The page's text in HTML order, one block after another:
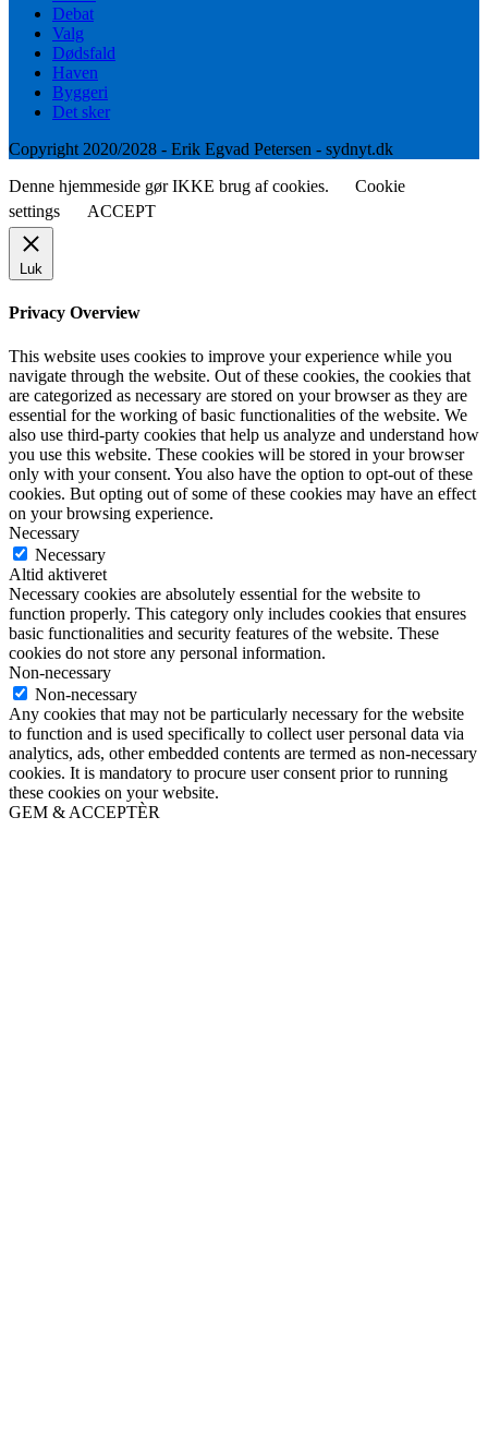
Debat
Valg
Dødsfald
Haven
Byggeri
Det sker
Copyright 2020/2028 - Erik Egvad Petersen - sydnyt.dk
Denne hjemmeside gør IKKE brug af cookies.
Cookie
settings
ACCEPT
Luk
Privacy Overview
This website uses cookies to improve your experience while you
navigate through the website. Out of these cookies, the cookies that
are categorized as necessary are stored on your browser as they are
essential for the working of basic functionalities of the website. We
also use third-party cookies that help us analyze and understand how
you use this website. These cookies will be stored in your browser
only with your consent. You also have the option to opt-out of these
cookies. But opting out of some of these cookies may have an effect
on your browsing experience.
Necessary
Necessary
Altid aktiveret
Necessary cookies are absolutely essential for the website to
function properly. This category only includes cookies that ensures
basic functionalities and security features of the website. These
cookies do not store any personal information.
Non-necessary
Non-necessary
Any cookies that may not be particularly necessary for the website
to function and is used specifically to collect user personal data via
analytics, ads, other embedded contents are termed as non-necessary
cookies. It is mandatory to procure user consent prior to running
these cookies on your website.
GEM & ACCEPTÈR